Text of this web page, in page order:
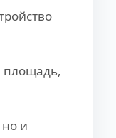
площадь,
и